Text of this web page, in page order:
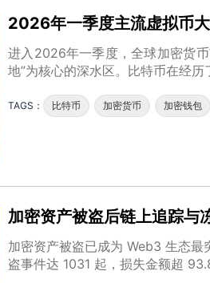
2026年一季度主流虚拟币
进入2026年一季度，全球加密货
地”为核心的深水区。比特币在经
TAGS： 比特币 加密货币 加密钱包
加密资产被盗后链上追踪与
加密资产被盗已成为 Web3 生态
盗事件达 1031 起，损失金额超